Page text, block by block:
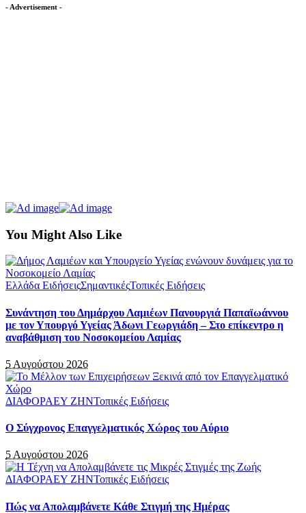
- Advertisement -
You Might Also Like
Ελλάδα ΕιδήσειςΣημαντικέςΤοπικές Ειδήσεις
Συνάντηση του Δημάρχου Λαμιέων Πανουργιά Παπαϊωάννου
με τον Υπουργό Υγείας Άδωνι Γεωργιάδη – Στο επίκεντρο η
αναβάθμιση του Νοσοκομείου Λαμίας
5 Αυγούστου 2026
ΔΙΑΦΟΡΑΕΥ ΖΗΝΤοπικές Ειδήσεις
Ο Σύγχρονος Επαγγελματικός Χώρος του Αύριο
5 Αυγούστου 2026
ΔΙΑΦΟΡΑΕΥ ΖΗΝΤοπικές Ειδήσεις
Πώς να Απολαμβάνετε Κάθε Στιγμή της Ημέρας